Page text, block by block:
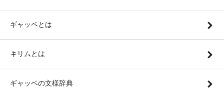
ギャッベとは
キリムとは
ギャッベの文様辞典